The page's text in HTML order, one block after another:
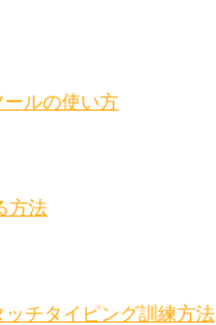
ルの使い方
方法
チタイピング訓練方法